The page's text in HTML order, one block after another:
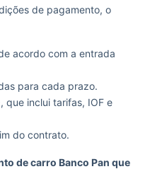
de pagamento, o
acordo com a entrada
para cada prazo.
que inclui tarifas, IOF e
do contrato.
de carro Banco Pan que